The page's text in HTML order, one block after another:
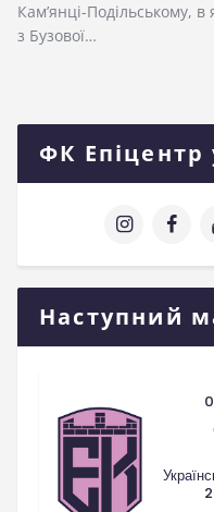
Кам’янці-Подільському,
з Бузової…
ФК
Наступний